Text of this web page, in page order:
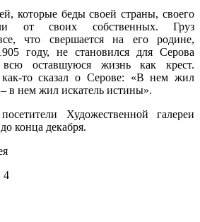
которые беды своей страны, своего
от своих собственных. Груз
что свершается на его родине,
году, не становился для Серова
оставшуюся жизнь как крест.
то сказал о Серове: «В нем жил
в нем жил искатель истины».
Художественной галереи
конца декабря.
4